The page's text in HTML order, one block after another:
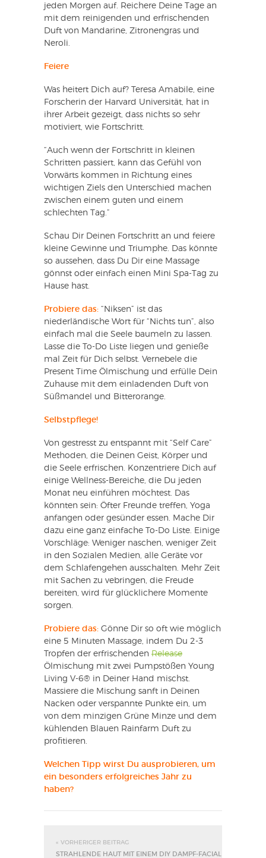
jeden Morgen auf. Reichere Deine Tage an
mit dem reinigenden und erfrischenden
Duft von Mandarine, Zitronengras und
Neroli.
Feiere
Was heitert Dich auf? Teresa Amabile, eine
Forscherin der Harvard Universität, hat in
ihrer Arbeit gezeigt, dass nichts so sehr
motiviert, wie Fortschritt.
“Auch wenn der Fortschritt in kleinen
Schritten passiert, kann das Gefühl von
Vorwärts kommen in Richtung eines
wichtigen Ziels den Unterschied machen
zwischen einem guten und einem
schlechten Tag.”
Schau Dir Deinen Fortschritt an und feiere
kleine Gewinne und Triumphe. Das könnte
so aussehen, dass Du Dir eine Massage
gönnst oder einfach einen Mini Spa-Tag zu
Hause hast.
Probiere das: “Niksen” ist das
niederländische Wort für “Nichts tun”, also
einfach mal die Seele baumeln zu lassen.
Lasse die To-Do Liste liegen und genieße
mal Zeit für Dich selbst. Vernebele die
Present Time Ölmischung und erfülle Dein
Zuhause mit dem einladenden Duft von
Süßmandel und Bitterorange.
Selbstpflege!
Von gestresst zu entspannt mit “Self Care”
Methoden, die Deinen Geist, Körper und
die Seele erfrischen. Konzentriere Dich auf
einige Wellness-Bereiche, die Du jeden
Monat neu einführen möchtest. Das
könnten sein: Öfter Freunde treffen, Yoga
anfangen oder gesünder essen. Mache Dir
dazu eine ganz einfache To-Do Liste. Einige
Vorschläge: Weniger naschen, weniger Zeit
in den Sozialen Medien, alle Geräte vor
dem Schlafengehen ausschalten. Mehr Zeit
mit Sachen zu vebringen, die Freude
bereiten, wird für glücklichere Momente
sorgen.
Probiere das: Gönne Dir so oft wie möglich
eine 5 Minuten Massage, indem Du 2-3
Tropfen der erfrischenden Release
Ölmischung mit zwei Pumpstößen Young
Living V-6® in Deiner Hand mischst.
Massiere die Mischung sanft in Deinen
Nacken oder verspannte Punkte ein, um
von dem minzigen Grüne Minze und dem
kühlenden Blauen Rainfarm Duft zu
profitieren.
Welchen Tipp wirst Du ausprobieren, um
ein besonders erfolgreiches Jahr zu
haben?
« VORHERIGER BEITRAG
STRAHLENDE HAUT MIT EINEM DIY DAMPF-FACIAL